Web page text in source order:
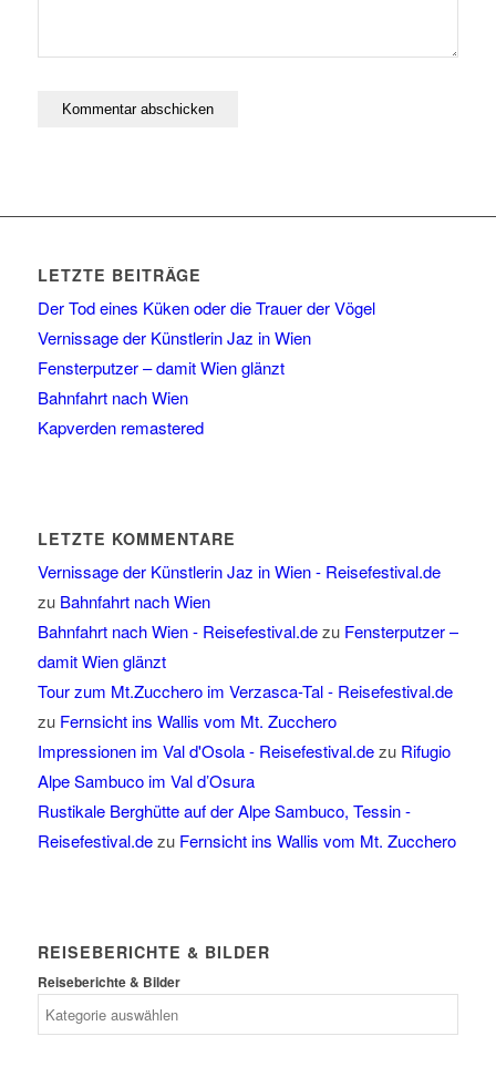
LETZTE BEITRÄGE
Der Tod eines Küken oder die Trauer der Vögel
Vernissage der Künstlerin Jaz in Wien
Fensterputzer – damit Wien glänzt
Bahnfahrt nach Wien
Kapverden remastered
LETZTE KOMMENTARE
Vernissage der Künstlerin Jaz in Wien - Reisefestival.de
zu Bahnfahrt nach Wien
Bahnfahrt nach Wien - Reisefestival.dezu Fensterputzer –
damit Wien glänzt
Tour zum Mt.Zucchero im Verzasca-Tal - Reisefestival.de
zu Fernsicht ins Wallis vom Mt. Zucchero
Impressionen im Val d'Osola - Reisefestival.dezu Rifugio
Alpe Sambuco im Val d’Osura
Rustikale Berghütte auf der Alpe Sambuco, Tessin -
Reisefestival.dezu Fernsicht ins Wallis vom Mt. Zucchero
REISEBERICHTE & BILDER
Reiseberichte & Bilder